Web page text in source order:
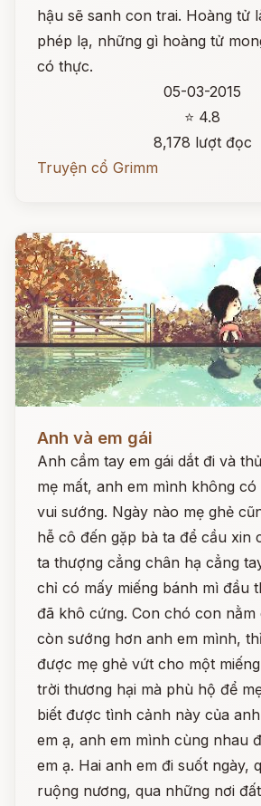
hậu sẽ sanh con trai. Hoàng tử
phép lạ, những gì hoàng tử
có thực.
05-03-2015
⭐ 4.8
8,178 lượt đọc
Truyện cổ Grimm
Anh và em gái
Anh cầm tay em gái dắt đi và
mẹ mất, anh em mình không
vui sướng. Ngày nào mẹ ghẻ
hễ cô đến gặp bà ta để cầu xin
ta thượng cẳng chân hạ cẳng
chỉ có mấy miếng bánh mì đầu
đã khô cứng. Con chó con nằm
còn sướng hơn anh em mình,
được mẹ ghẻ vứt cho một
trời thương hại mà phù hộ để
biết được tình cảnh này của
em ạ, anh em mình cùng nhau
em ạ. Hai anh em đi suốt ngày,
ruộng nương, qua những nơi